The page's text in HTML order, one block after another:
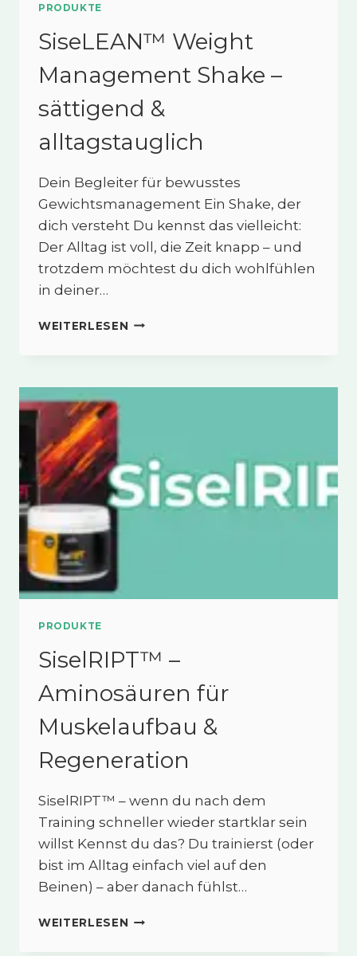
PRODUKTE
SiseLEAN™ Weight
Management Shake –
sättigend &
alltagstauglich
Dein Begleiter für bewusstes
Gewichtsmanagement Ein Shake, der
dich versteht Du kennst das vielleicht:
Der Alltag ist voll, die Zeit knapp – und
trotzdem möchtest du dich wohlfühlen
in deiner…
WEITERLESEN SISELEAN™
–
PRODUKTE
SiselRIPT™ –
Aminosäuren für
Muskelaufbau &
Regeneration
SiselRIPT™ – wenn du nach dem
Training schneller wieder startklar sein
willst Kennst du das? Du trainierst (oder
bist im Alltag einfach viel auf den
Beinen) – aber danach fühlst…
WEITERLESEN SISELRIPT™